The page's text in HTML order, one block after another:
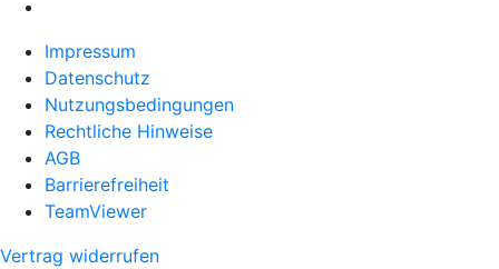
Impressum
Datenschutz
Nutzungsbedingungen
Rechtliche Hinweise
AGB
Barrierefreiheit
TeamViewer
Vertrag widerrufen